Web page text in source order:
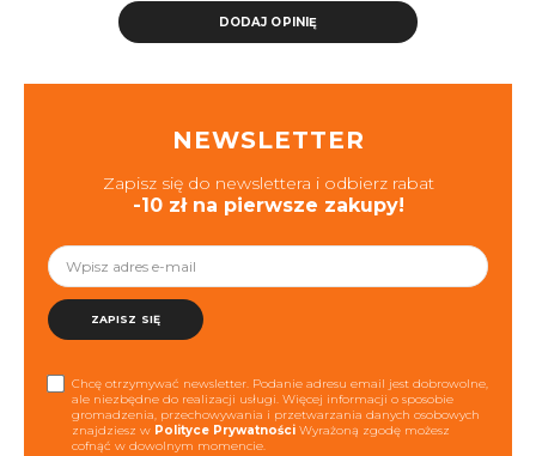
DODAJ OPINIĘ
NEWSLETTER
Zapisz się do newslettera i odbierz rabat
-10 zł na pierwsze zakupy!
ZAPISZ SIĘ
Chcę otrzymywać newsletter. Podanie adresu email jest dobrowolne,
ale niezbędne do realizacji usługi. Więcej informacji o sposobie
gromadzenia, przechowywania i przetwarzania danych osobowych
znajdziesz w Polityce Prywatności Wyrażoną zgodę możesz
cofnąć w dowolnym momencie.